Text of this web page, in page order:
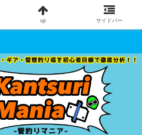
up サイドバー